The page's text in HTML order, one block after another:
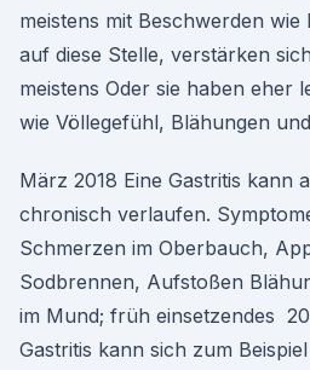
meistens mit Beschwerden
auf diese Stelle, verstärken
meistens Oder sie haben eher
wie Völlegefühl, Blähungen
März 2018 Eine Gastritis kann
chronisch verlaufen.
Schmerzen im Oberbauch,
Sodbrennen, Aufstoßen
im Mund; früh einsetzendes
Gastritis kann sich zum